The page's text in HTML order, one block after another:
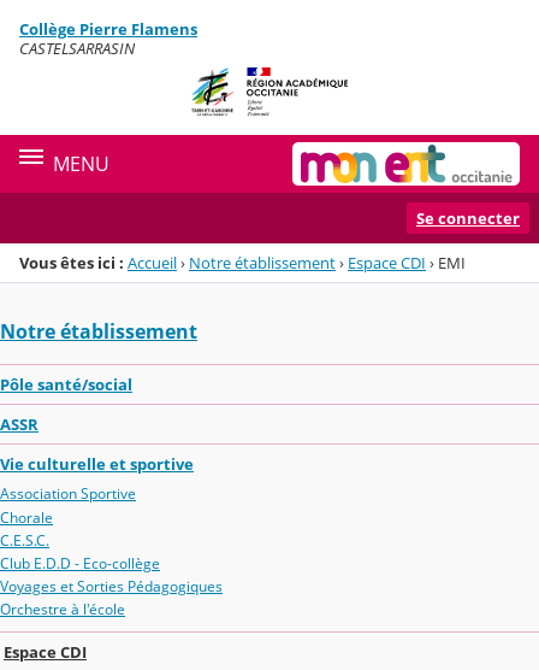
Menu de la rubrique
Contenu
Collège Pierre Flamens
CASTELSARRASIN
MENU
Se connecter
Vous êtes ici : Accueil› Notre établissement› Espace CDI › EMI
Notre établissement
Pôle santé/social
ASSR
Vie culturelle et sportive
Association Sportive
Chorale
C.E.S.C.
Club E.D.D - Eco-collège
Voyages et Sorties Pédagogiques
Orchestre à l'école
Espace CDI